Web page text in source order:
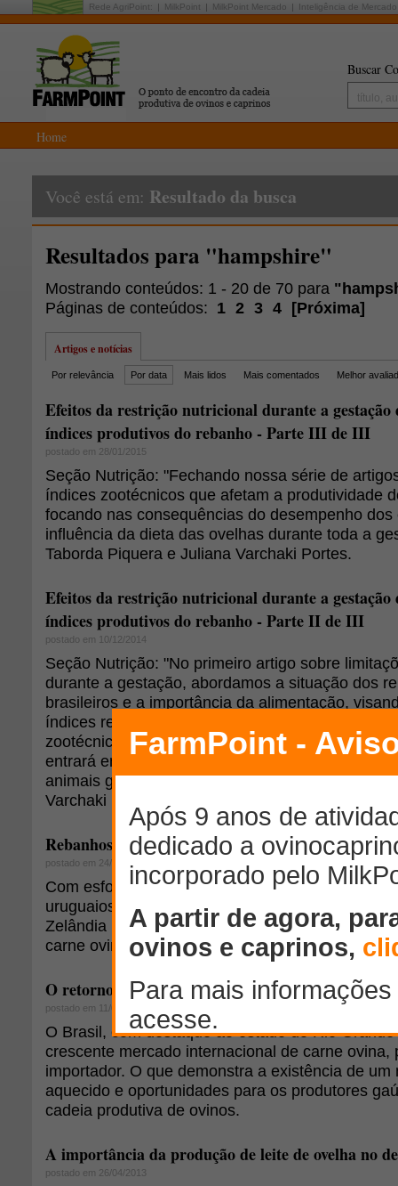
Rede AgriPoint: MilkPoint MilkPoint Mercado Inteligência de Mercado
Buscar
Home
Você está em: Resultado da busca
Resultados para "hampshire"
Mostrando conteúdos: 1 - 20 de 70 para
Páginas de conteúdos: 1 2 3 4 [Próxima]
Artigos e notícias
Por relevância Por data Mais lidos Mais comentados Melhor
Efeitos da restrição nutricional durante a gestação
índices produtivos do rebanho - Parte III de III
postado em 28/01/2015
Seção Nutrição: "Fechando nossa série de
índices zootécnicos que afetam a produtividade
focando nas consequências do desempenho
influência da dieta das ovelhas durante toda a
Taborda Piquera e Juliana Varchaki Portes.
Efeitos da restrição nutricional durante a gestação
índices produtivos do rebanho - Parte II de III
postado em 10/12/2014
Seção Nutrição: "No primeiro artigo sobre
durante a gestação, abordamos a situação dos
brasileiros e a importância da alimentação,
índices reprodutivos da propriedade. Mas enfim,
zootécnicos que são diretamente afetados pela
entrará em reprodução e, futuramente, fará
animais gestantes?", por Mylena Taborda
Varchaki Portes.
Rebanhos uruguaios incorporaram mais genética
postado em 24/01/2014
Com esforço, investimentos e muita dedicação,
uruguaios seguem apostando na incorporação
Zelândia para que o Uruguai continue mantendo
carne ovina e a pureza de suas lãs.
O retorno da ovinocultura ao cenário produtivo
postado em 11/06/2013
O Brasil, com destaque ao estado do Rio
crescente mercado internacional de carne ovina,
importador. O que demonstra a existência de um
aquecido e oportunidades para os produtores
cadeia produtiva de ovinos.
A importância da produção de leite de ovelha no
postado em 26/04/2013